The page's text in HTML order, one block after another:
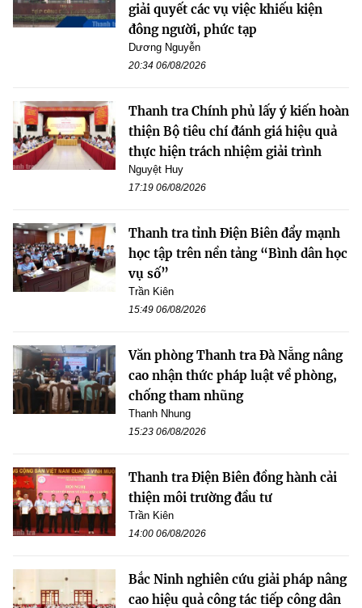
giải quyết các vụ việc khiếu kiện
đông người, phức tạp
Dương Nguyễn
20:34 06/08/2026
Thanh tra Chính phủ lấy ý kiến hoàn
thiện Bộ tiêu chí đánh giá hiệu quả
thực hiện trách nhiệm giải trình
Nguyệt Huy
17:19 06/08/2026
Thanh tra tỉnh Điện Biên đẩy mạnh
học tập trên nền tảng “Bình dân học
vụ số”
Trần Kiên
15:49 06/08/2026
Văn phòng Thanh tra Đà Nẵng nâng
cao nhận thức pháp luật về phòng,
chống tham nhũng
Thanh Nhung
15:23 06/08/2026
Thanh tra Điện Biên đồng hành cải
thiện môi trường đầu tư
Trần Kiên
14:00 06/08/2026
Bắc Ninh nghiên cứu giải pháp nâng
cao hiệu quả công tác tiếp công dân